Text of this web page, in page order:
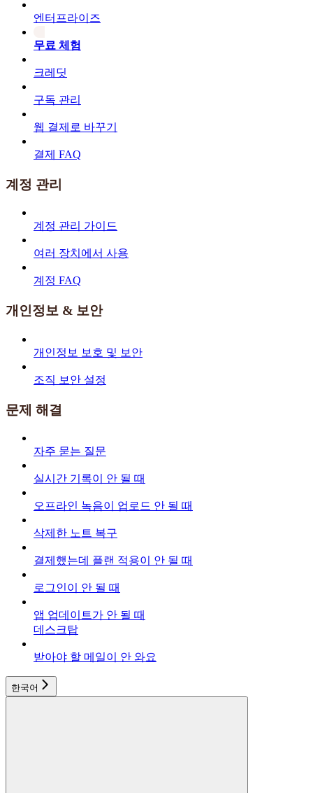
엔터프라이즈
무료 체험
크레딧
구독 관리
웹 결제로 바꾸기
결제 FAQ
계정 관리
계정 관리 가이드
여러 장치에서 사용
계정 FAQ
개인정보 & 보안
개인정보 보호 및 보안
조직 보안 설정
문제 해결
자주 묻는 질문
실시간 기록이 안 될 때
오프라인 녹음이 업로드 안 될 때
삭제한 노트 복구
결제했는데 플랜 적용이 안 될 때
로그인이 안 될 때
앱 업데이트가 안 될 때
데스크탑
받아야 할 메일이 안 와요
한국어